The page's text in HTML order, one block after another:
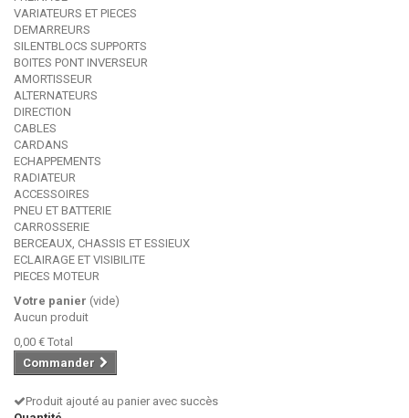
VARIATEURS ET PIECES
DEMARREURS
SILENTBLOCS SUPPORTS
BOITES PONT INVERSEUR
AMORTISSEUR
ALTERNATEURS
DIRECTION
CABLES
CARDANS
ECHAPPEMENTS
RADIATEUR
ACCESSOIRES
PNEU ET BATTERIE
CARROSSERIE
BERCEAUX, CHASSIS ET ESSIEUX
ECLAIRAGE ET VISIBILITE
PIECES MOTEUR
Votre panier (vide)
Aucun produit
0,00 € Total
Commander
Produit ajouté au panier avec succès